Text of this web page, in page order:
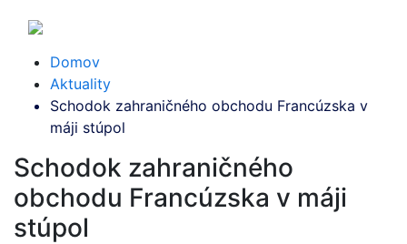
Domov
Aktuality
Schodok zahraničného obchodu Francúzska v
máji stúpol
Schodok zahraničného
obchodu Francúzska v máji
stúpol